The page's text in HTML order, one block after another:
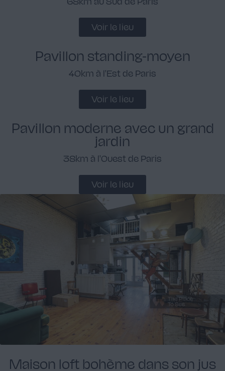
Voir le lieu
Pavillon standing-moyen
40km à l'Est de Paris
Voir le lieu
Pavillon moderne avec un grand
jardin
38km à l'Ouest de Paris
Voir le lieu
Maison loft bohème dans son jus